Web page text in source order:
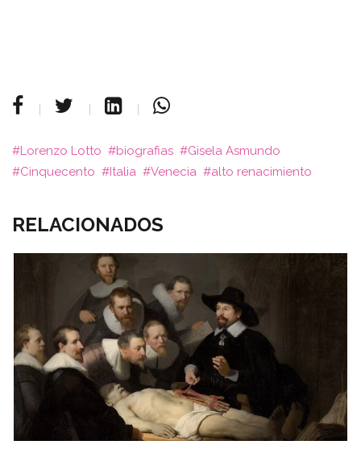
Lorenzo Lotto biografias
Gisela Asmundo
Cinquecento
Italia Venecia alto renacimiento
RELACIONADOS